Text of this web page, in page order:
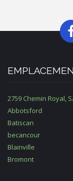
2759 Chemin Royal,
Abbotsford
Batiscan
becancour
Blainville
Bromont